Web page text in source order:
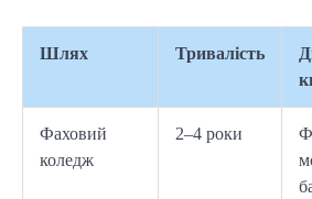
Шлях Тривалість
Фаховий
коледж
2–4 роки